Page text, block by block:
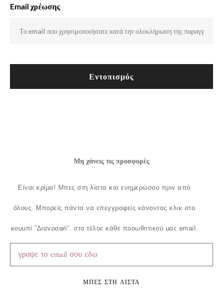
Email χρέωσης
Εντοπισμός
Μη χάνεις τις προσφορές
Είναι κρίμα! Μπες στη λίστα και ενημερώσου πριν από
όλους. Μπορείς πάντα να επεγγραφείς κάνοντας κλικ στο
κουμπί ”Διαγραφή”, στο τέλος κάθε προωθητικού μας email.
ΜΠΕΣ ΣΤΗ ΛΙΣΤΑ